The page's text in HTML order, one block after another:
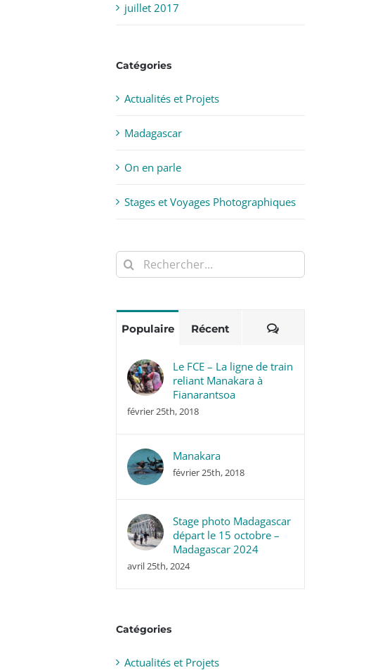
juillet 2017
Catégories
Actualités et Projets
Madagascar
On en parle
Stages et Voyages Photographiques
Rechercher:
Populaire Récent Commentaires
Le FCE – La ligne de train
reliant Manakara à
Fianarantsoa
février 25th, 2018
Manakara
février 25th, 2018
Stage photo Madagascar
départ le 15 octobre –
Madagascar 2024
avril 25th, 2024
Catégories
Actualités et Projets